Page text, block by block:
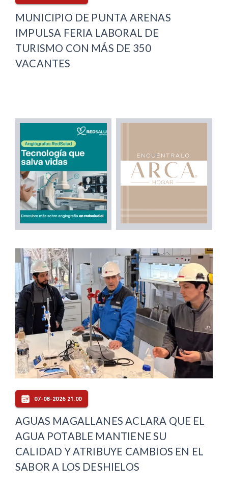
MUNICIPIO DE PUNTA ARENAS
IMPULSA FERIA LABORAL DE
TURISMO CON MÁS DE 350
VACANTES
07-08-2026 21:00
AGUAS MAGALLANES ACLARA QUE EL
AGUA POTABLE MANTIENE SU
CALIDAD Y ATRIBUYE CAMBIOS EN EL
SABOR A LOS DESHIELOS